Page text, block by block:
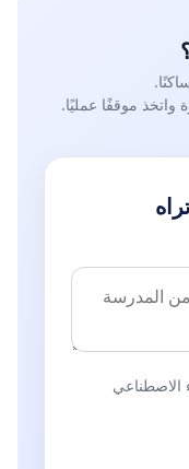
واتخذ موقفًا عمليًا.
الاصطناعي